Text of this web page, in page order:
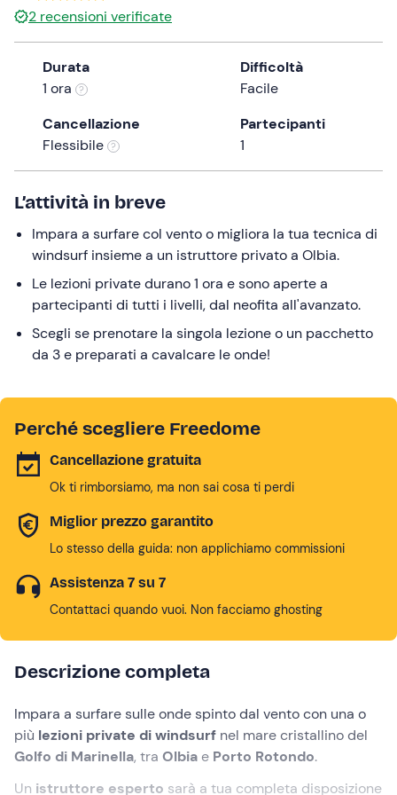
a
question
mark
the
shortcuts
changing
dates.
2 recensioni verificate
Durata
1 ora
Difficoltà
Facile
Cancellazione
Flessibile
Partecipanti
1
L’attività in breve
Impara a surfare col vento o migliora la tua tecnica di
windsurf insieme a un istruttore privato a Olbia.
Le lezioni private durano 1 ora e sono aperte a
partecipanti di tutti i livelli, dal neofita all'avanzato.
Scegli se prenotare la singola lezione o un pacchetto
da 3 e preparati a cavalcare le onde!
Perché scegliere Freedome
Cancellazione gratuita
Ok ti rimborsiamo, ma non sai cosa ti perdi
Miglior prezzo garantito
Lo stesso della guida: non applichiamo commissioni
Assistenza 7 su 7
Contattaci quando vuoi. Non facciamo ghosting
Descrizione completa
Impara a surfare sulle onde spinto dal vento con una o
più lezioni private di windsurf nel mare cristallino del
Golfo di Marinella, tra Olbia e Porto Rotondo.
Un istruttore esperto sarà a tua completa disposizione